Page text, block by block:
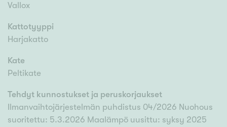
Vallox
Kattotyyppi
Harjakatto
Kate
Peltikate
Tehdyt kunnostukset ja peruskorjaukset
Ilmanvaihtojärjestelmän puhdistus 04/2026 Nuohous
suoritettu: 5.3.2026 Maalämpö uusittu: syksy 2025